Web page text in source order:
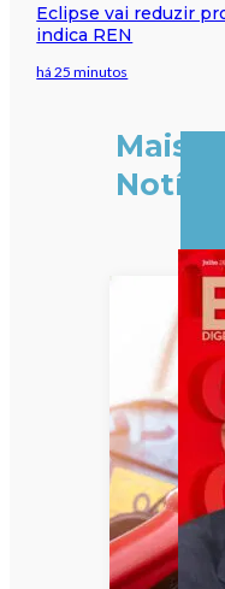
Eclipse vai reduzir
indica REN
há 25 minutos
Mais